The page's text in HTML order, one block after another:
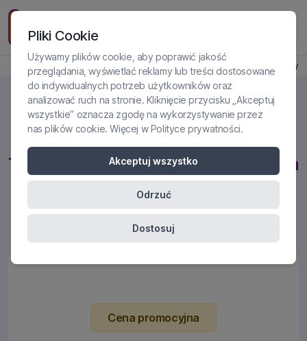
Produkt jest dostępny
Kurs DBT
Terapia dialektyczno-behawioralna
w praktyce
Certyfikowany kurs online
Cena promocyjna
Pliki Cookie
Używamy plików cookie, aby poprawić jakość
przeglądania, wyświetlać reklamy lub treści dostosowane
do indywidualnych potrzeb użytkowników oraz
analizować ruch na stronie. Kliknięcie przycisku „Akceptuj
wszystkie” oznacza zgodę na wykorzystywanie przez
nas plików cookie. Więcej wPolityce prywatności.
Akceptuj wszystko
Odrzuć
Dostosuj